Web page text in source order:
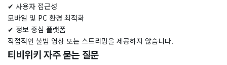
✔ 사용자 접근성
모바일 및 PC 환경 최적화
✔ 정보 중심 플랫폼
직접적인 불법 영상 또는 스트리밍을 제공하지 않습니다.
티비위키 자주 묻는 질문